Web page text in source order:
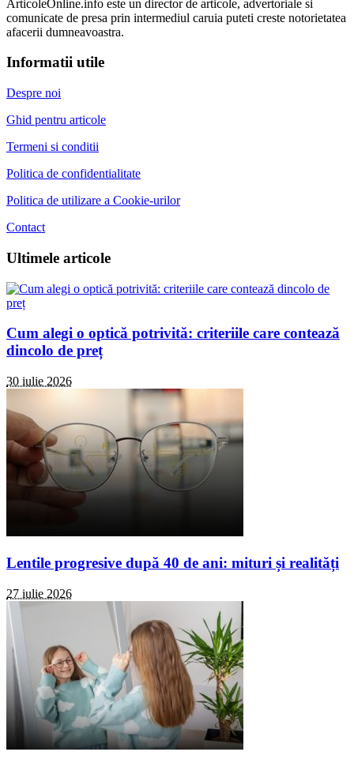
ArticoleOnline.info este un director de articole, advertoriale si
comunicate de presa prin intermediul caruia puteti creste notorietatea
afacerii dumneavoastra.
Informatii utile
Despre noi
Ghid pentru articole
Termeni si conditii
Politica de confidentialitate
Politica de utilizare a Cookie-urilor
Contact
Ultimele articole
Cum alegi o optică potrivită: criteriile care contează
dincolo de preț
30 iulie 2026
Lentile progresive după 40 de ani: mituri și realități
27 iulie 2026